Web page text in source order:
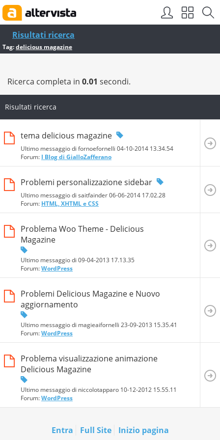
Risultati ricerca
Tag:delicious magazine
Ricerca completa in 0.01 secondi.
Risultati ricerca
tema delicious magazine
Ultimo messaggio di fornoefornelli 04-10-2014 13.34.54
Forum: I Blog di GialloZafferano
Problemi personalizzazione sidebar
Ultimo messaggio di saitfainder 06-06-2014 17.02.28
Forum: HTML, XHTML e CSS
Problema Woo Theme - Delicious
Magazine
Ultimo messaggio di 09-04-2013 17.13.35
Forum:WordPress
Problemi Delicious Magazine e Nuovo
aggiornamento
Ultimo messaggio di magieaifornelli 23-09-2013 15.35.41
Forum:WordPress
Problema visualizzazione animazione
Delicious Magazine
Ultimo messaggio di niccolotapparo 10-12-2012 15.55.11
Forum:WordPress
Entra Full Site Inizio pagina